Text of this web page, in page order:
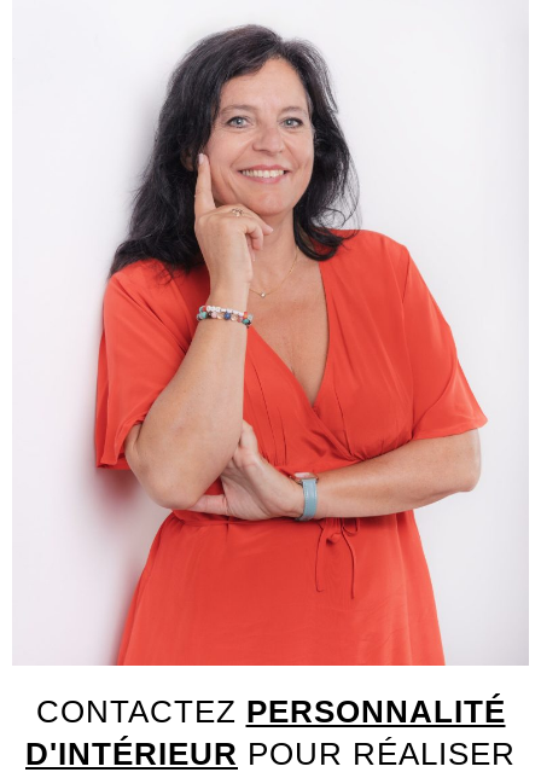
CONTACTEZ PERSONNALITÉ
D'INTÉRIEUR POUR RÉALISER